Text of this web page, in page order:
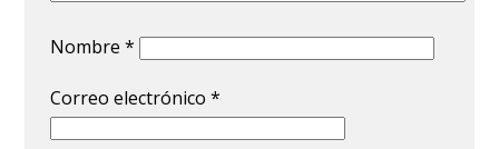
Nombre*
Correo electrónico*